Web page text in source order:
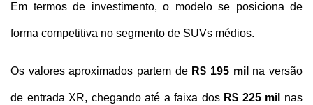
Em termos de investimento, o modelo se posiciona de
forma competitiva no segmento de SUVs médios.
Os valores aproximados partem de R$ 195 mil na versão
de entrada XR, chegando até a faixa dos R$ 225 mil nas